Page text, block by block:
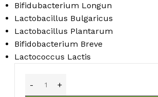
Bifidubacterium Longun
Lactobacillus Bulgaricus
Lactobacillus Plantarum
Bifidobacterium Breve
Lactococcus Lactis